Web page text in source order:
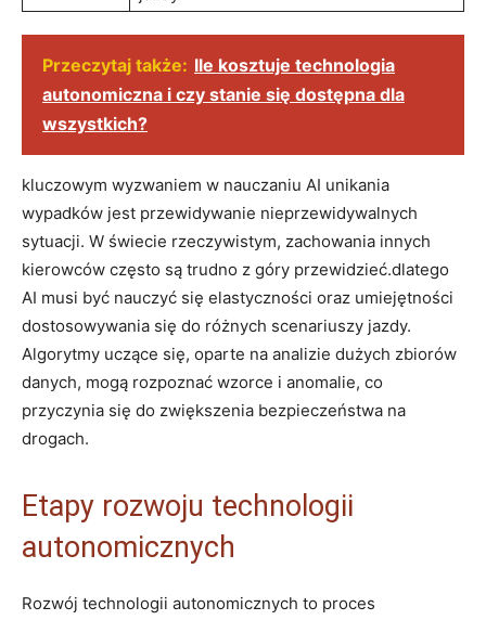
Przeczytaj także: Ile kosztuje technologia
autonomiczna i czy stanie się dostępna dla
wszystkich?
kluczowym ‌wyzwaniem ⁢w nauczaniu AI unikania⁢
wypadków jest ​przewidywanie ‍nieprzewidywalnych​
sytuacji.‍ W‍ świecie rzeczywistym, zachowania innych
kierowców często są⁢ trudno z⁤ góry przewidzieć.dlatego
AI musi być nauczyć⁤ się ‌elastyczności oraz​ umiejętności
dostosowywania ⁤się do‌ różnych scenariuszy ⁤jazdy.‍
Algorytmy uczące ⁢się, oparte na analizie dużych zbiorów
danych, mogą rozpoznać wzorce⁤ i anomalie, co
przyczynia się do zwiększenia‍ bezpieczeństwa​ na
‍drogach.
Etapy rozwoju technologii⁢
autonomicznych
Rozwój technologii autonomicznych to proces